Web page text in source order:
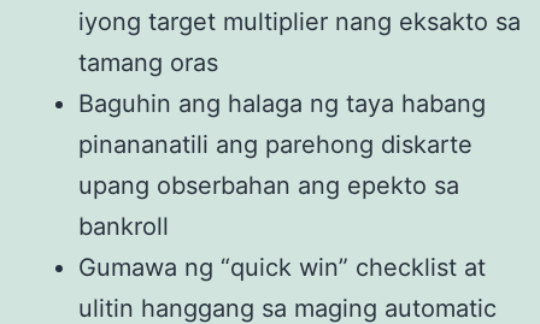
iyong target multiplier nang eksakto sa
tamang oras
Baguhin ang halaga ng taya habang
pinananatili ang parehong diskarte
upang obserbahan ang epekto sa
bankroll
Gumawa ng “quick win” checklist at
ulitin hanggang sa maging automatic